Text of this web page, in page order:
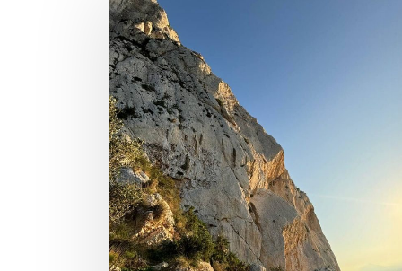
Hit enter to search or ESC to close
ПРОСТРАНСТВА
ЗА
ПРЕДЕЛАМИ
СТЕН
И
КАРТЫ
ЦИ
МЭНЬ